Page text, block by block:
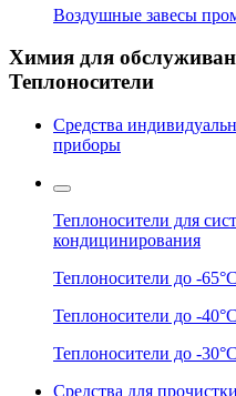
Воздушные завесы
Химия для
Теплоносители
Средства
приборы
Теплоносители для
кондицинирования
Теплоносители до -65°C
Теплоносители до -40°C
Теплоносители до -30°C
Средства для